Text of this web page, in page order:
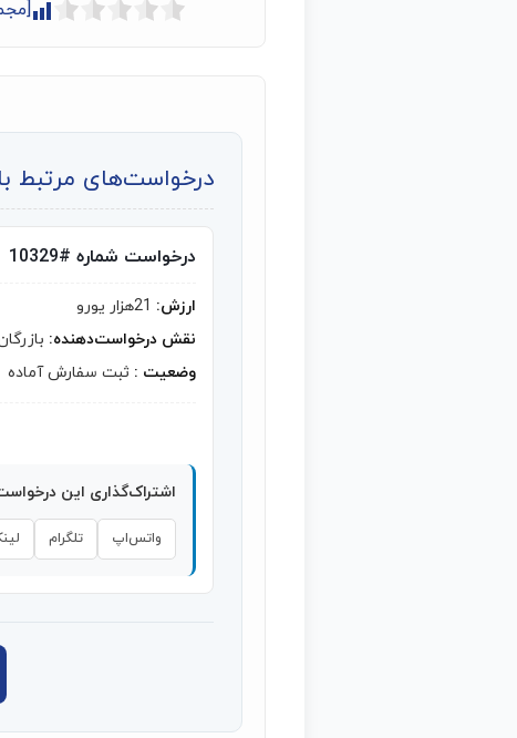
درخواست‌های مرتبط
درخواست شماره #10329
ارزش:
نقش درخواست‌دهنده:
وضعیت : ثبت سفارش آماده
اشتراک‌گذاری این
واتس‌اپ تلگرام